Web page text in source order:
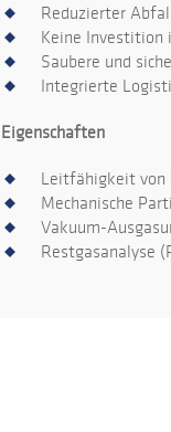
Reduzierter Abfall
Keine Investition
Saubere und
Integrierte
Eigenschaften
Leitfähigkeit von
Mechanische
Vakuum-
Restgasanalyse